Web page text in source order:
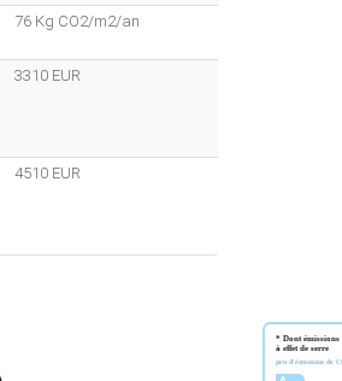
76 Kg CO2/m2/an
3310 EUR
4510 EUR